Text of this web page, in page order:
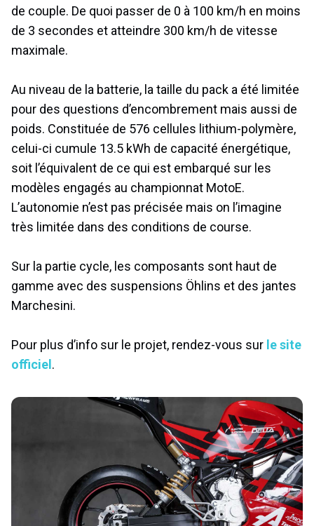
de couple. De quoi passer de 0 à 100 km/h en moins
de 3 secondes et atteindre 300 km/h de vitesse
maximale.
Au niveau de la batterie, la taille du pack a été limitée
pour des questions d’encombrement mais aussi de
poids. Constituée de 576 cellules lithium-polymère,
celui-ci cumule 13.5 kWh de capacité énergétique,
soit l’équivalent de ce qui est embarqué sur les
modèles engagés au championnat MotoE.
L’autonomie n’est pas précisée mais on l’imagine
très limitée dans des conditions de course.
Sur la partie cycle, les composants sont haut de
gamme avec des suspensions Öhlins et des jantes
Marchesini.
Pour plus d’info sur le projet, rendez-vous sur le site
officiel .